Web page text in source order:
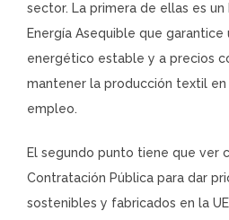
sector. La primera de ellas es un
Energía Asequible que garantice
energético estable y a precios
mantener la producción textil en
empleo.
El segundo punto tiene que ver
Contratación Pública para dar
sostenibles y fabricados en la